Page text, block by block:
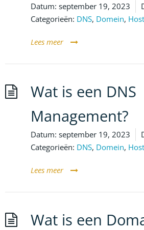
Datum: september 19, 2023
Categorieën: DNS, Domein,
Lees meer
Wat is een DNS
Management?
Datum: september 19, 2023
Categorieën: DNS, Domein,
Lees meer
Wat is een